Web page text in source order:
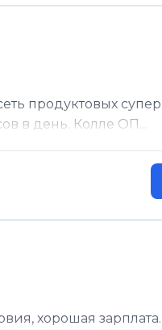
продуктовых
в день. Колле ОП...
хорошая зарплата.